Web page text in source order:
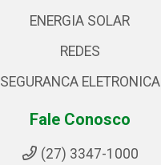
ENERGIA SOLAR
REDES
SEGURANCA ELETRONICA
Fale Conosco
(27) 3347-1000